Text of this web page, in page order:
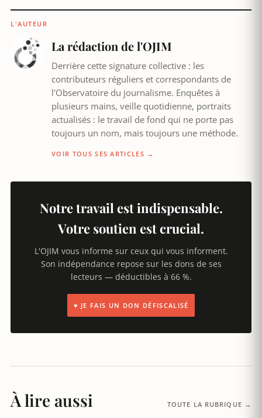
L'AUTEUR
La rédaction de l'OJIM
Derrière cette signature collective : les
contributeurs réguliers et correspondants de
l'Observatoire du journalisme. Enquêtes à
plusieurs mains, veille quotidienne, portraits
actualisés : le travail de fond qui ne porte pas
toujours un nom, mais toujours une méthode.
VOIR TOUS SES ARTICLES →
Notre travail est indispensable.
Votre soutien est crucial.
L'OJIM vous informe sur ceux qui vous informent.
Son indépendance repose sur les dons de ses
lecteurs — déductibles à 66 %.
♥ JE FAIS UN DON DÉFISCALISÉ
À lire aussi TOUTE LA RUBRIQUE →